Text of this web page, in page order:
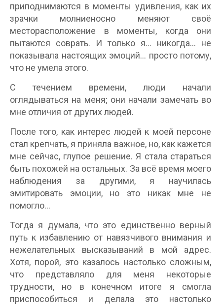
приподнимаются в моменты удивления, как их
зрачки молниеносно меняют своё
месторасположение в моменты, когда они
пытаются соврать. И только я… никогда… не
показывала настоящих эмоций… просто потому,
что не умела этого.
С течением времени, люди начали
оглядываться на меня; они начали замечать во
мне отличия от других людей.
После того, как интерес людей к моей персоне
стал крепчать, я приняла важное, но, как кажется
мне сейчас, глупое решение. Я стала стараться
быть похожей на остальных. За всё время моего
наблюдения за другими, я научилась
эмитировать эмоции, но это никак мне не
помогло…
Тогда я думала, что это единственно верный
путь к избавлению от навязчивого внимания и
нежелательных высказываний в мой адрес.
Хотя, порой, это казалось настолько сложным,
что представляло для меня некоторые
трудности, но в конечном итоге я смогла
приспособиться и делала это настолько